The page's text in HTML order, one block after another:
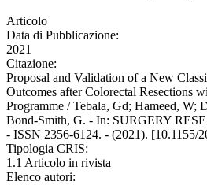
Articolo
Data di Pubblicazione:
2021
Citazione:
Proposal and Validation of a New
Outcomes after Colorectal Resections
Programme / Tebala, Gd; Hameed, W;
Bond-Smith, G. - In: SURGERY
- ISSN 2356-6124. - (2021). [10.1155/
Tipologia CRIS:
1.1 Articolo in rivista
Elenco autori: